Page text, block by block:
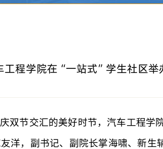
工程学院在“一站式”学生社区举
双节交汇的美好时节，汽车工程学
洋，副书记、副院长掌海啸、新